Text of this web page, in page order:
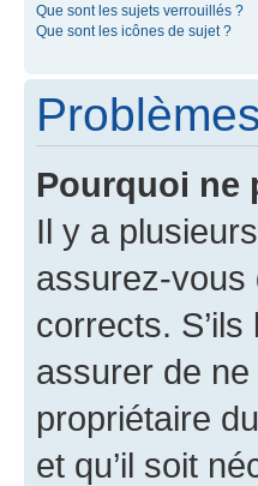
Que sont les sujets verrouillés ?
Que sont les icônes de sujet ?
Pourquoi ne
Il y a
assurez-vous
corrects.
assurer de
propriétaire
et qu’il soit